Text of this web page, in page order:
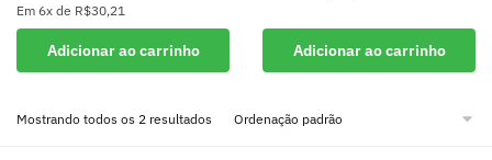
Em 6x de R$30,21
Adicionar ao carrinho Adicionar ao carrinho
Mostrando todos os 2 resultados